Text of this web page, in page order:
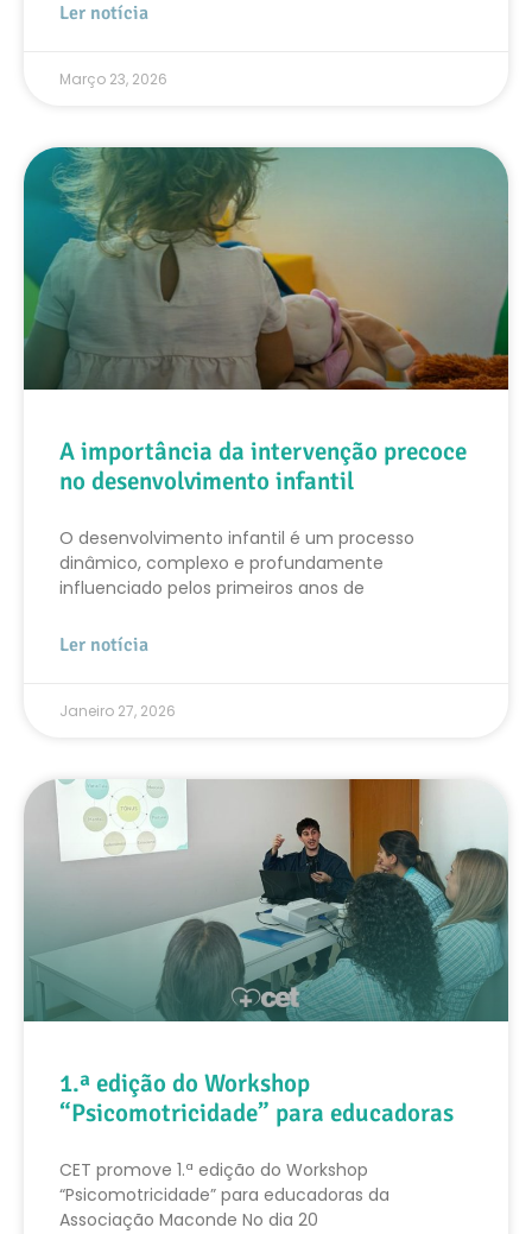
Ler notícia
Março 23, 2026
A importância da intervenção precoce
no desenvolvimento infantil
O desenvolvimento infantil é um processo
dinâmico, complexo e profundamente
influenciado pelos primeiros anos de
Ler notícia
Janeiro 27, 2026
1.ª edição do Workshop
“Psicomotricidade” para educadoras
CET promove 1.ª edição do Workshop
“Psicomotricidade” para educadoras da
Associação Maconde No dia 20